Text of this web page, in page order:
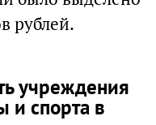
рублей.
учреждения
и спорта в